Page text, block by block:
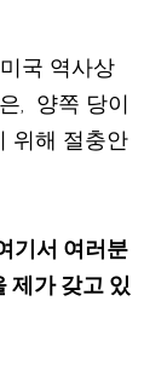
국 역사상
,  양쪽 당이
위해 절충안
기서 여러분
제가 갖고 있